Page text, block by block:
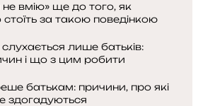
вмію» ще до того, як
за такою поведінкою
лише батьків:
і що з цим робити
батькам: причини, про які
здогадуються